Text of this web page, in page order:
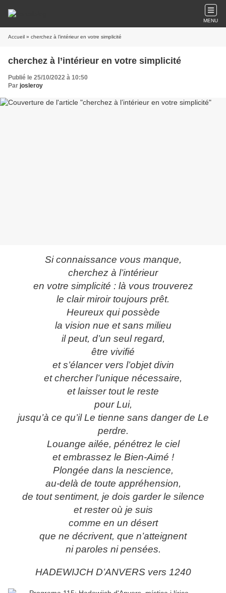
MENU
Accueil » cherchez à l’intérieur en votre simplicité
cherchez à l’intérieur en votre simplicité
Publié le 25/10/2022 à 10:50
Par josleroy
Si connaissance vous manque,
cherchez à l’intérieur
en votre simplicité : là vous trouverez
le clair miroir toujours prêt.
Heureux qui possède
la vision nue et sans milieu
il peut, d’un seul regard,
être vivifié
et s’élancer vers l’objet divin
et chercher l’unique nécessaire,
et laisser tout le reste
pour Lui,
jusqu’à ce qu’il Le tienne sans danger de Le
perdre.
Louange ailée, pénétrez le ciel
et embrassez le Bien-Aimé !
Plongée dans la nescience,
au-delà de toute appréhension,
de tout sentiment, je dois garder le silence
et rester où je suis
comme en un désert
que ne décrivent, que n’atteignent
ni paroles ni pensées.
HADEWIJCH D’ANVERS vers 1240